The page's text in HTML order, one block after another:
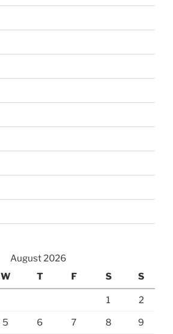
August 2026
W T F S S
1 2
5 6 7 8 9